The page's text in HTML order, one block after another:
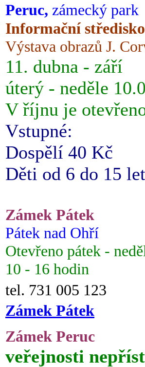
Peruc, zámecký park
Informační středisko
Výstava obrazů J.
11. dubna - září
úterý - neděle
V říjnu je
Vstupné:
Dospělí 40 Kč
Děti od 6 do 15
Zámek Pátek
Pátek nad Ohří
Otevřeno pátek -
10 - 16 hodin
tel. 731 005 123
Zámek Pátek
Zámek Peruc
veřejnosti